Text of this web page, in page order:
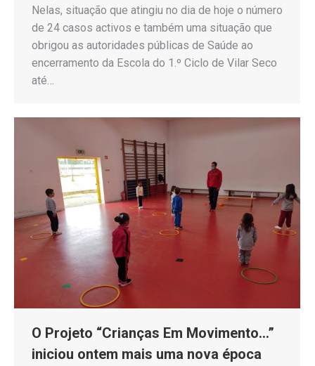
Nelas, situação que atingiu no dia de hoje o número
de 24 casos activos e também uma situação que
obrigou as autoridades públicas de Saúde ao
encerramento da Escola do 1.º Ciclo de Vilar Seco
até…
O Projeto “Crianças Em Movimento…”
iniciou ontem mais uma nova época